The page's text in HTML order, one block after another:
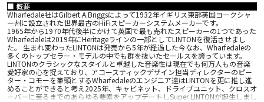
■ 概要
Wharfedale社はGilbert.A.Briggsによって1932年イギリス東部英国ヨークシャ
ー州に設立された世界最古のHiFiスピーカーシステムメーカーです。
1965年から1970年代後半にかけて英国で最も売れたスピーカーの1つであった
Wharfedaleは2019年にHeritageラインの一部としてLINTONを復活させまし
た。 生まれ変わったLINTONは発売から5年が経過した今なお、Wharfedaleの
多くのトップセラー・モデルの中でも群を抜いたセールスを誇っています。
LINTONのクラシックなスタイルと卓越した音楽性は現在でも何万人もの音楽
愛好家の心を捉えており、アコースティックデザイン担当ディレクターのピー
ター・コモーを筆頭とするWharfedaleのエンジニア達はLINTONを更に推し進
めることができると考え2025年、キャビネット、ドライブユニット、クロスオ
ーバーに至るまでのあらゆる要素をアップデートしSuper LINTONが誕生しまし